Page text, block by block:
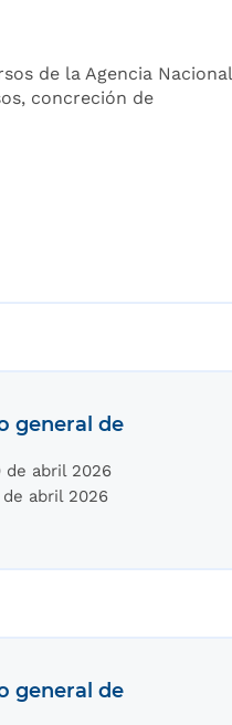
de la Agencia Nacional
concreción de
general de
de abril 2026
de abril 2026
general de